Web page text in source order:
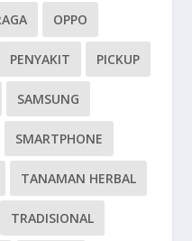
OPPO
PENYAKIT PICKUP
SAMSUNG
SMARTPHONE
TANAMAN HERBAL
TRADISIONAL